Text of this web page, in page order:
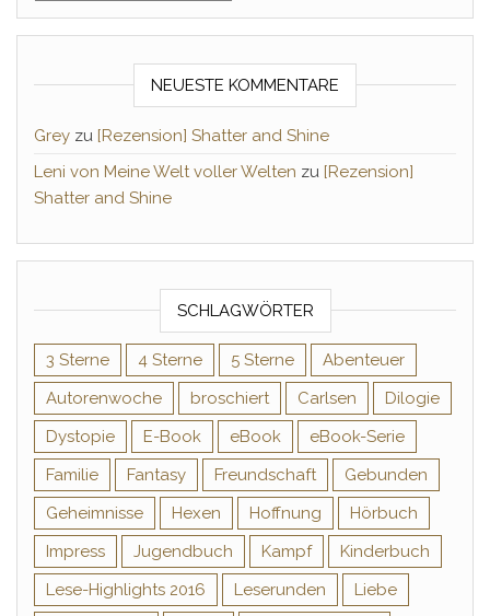
NEUESTE KOMMENTARE
Grey zu [Rezension] Shatter and Shine
Leni von Meine Welt voller Welten zu [Rezension]
Shatter and Shine
SCHLAGWÖRTER
3 Sterne 4 Sterne 5 Sterne
Abenteuer
Autorenwoche
broschiert Carlsen
Dilogie
Dystopie
E-Book eBook
eBook-Serie
Familie
Fantasy Freundschaft
Gebunden
Geheimnisse
Hexen Hoffnung
Hörbuch
Impress
Jugendbuch Kampf
Kinderbuch
Lese-Highlights 2016
Leserunden
Liebe